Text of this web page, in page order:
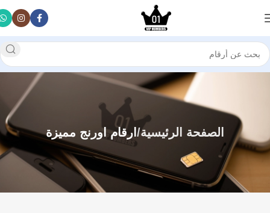
الصفحة الرئيسية ارقام اورنج مميزة